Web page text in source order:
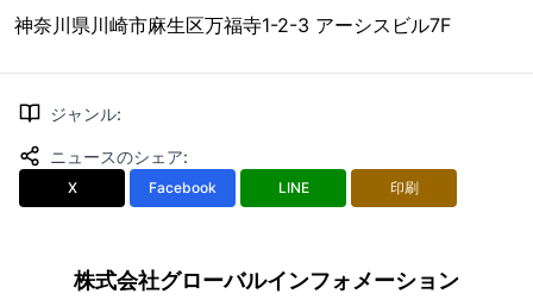
神奈川県川崎市麻生区万福寺1-2-3 アーシスビル7F
ジャンル:
ニュースのシェア:
X Facebook LINE 印刷
株式会社グローバルインフォメーション